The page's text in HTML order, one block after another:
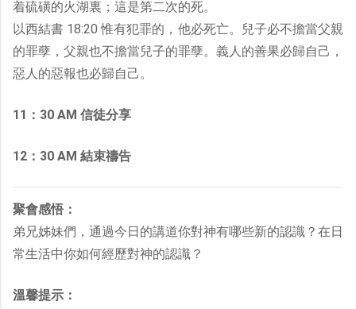
着硫磺的火湖裏；這是第二次的死。
以西結書 18:20 惟有犯罪的，他必死亡。兒子必不擔當父親
的罪孽，父親也不擔當兒子的罪孽。義人的善果必歸自己，
惡人的惡報也必歸自己。
11：30 AM 信徒分享
12：30 AM 結束禱告
聚會感悟：
弟兄姊妹們，通過今日的講道你對神有哪些新的認識？在日
常生活中你如何經歷對神的認識？
溫馨提示：